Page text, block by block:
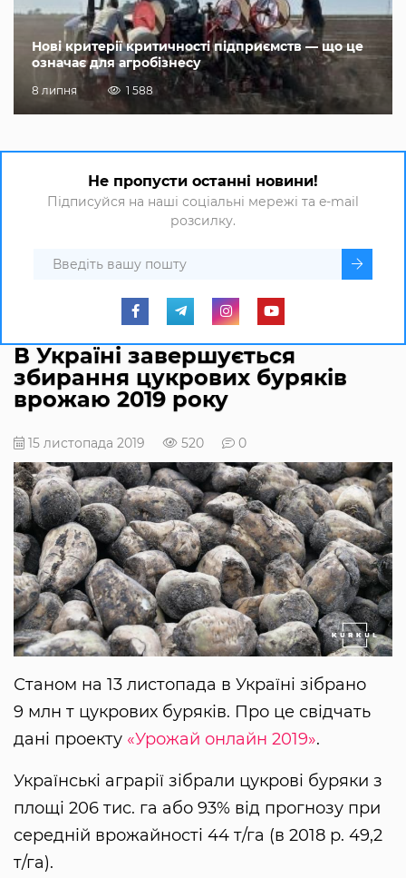
Нові критерії критичності підприємств — що це
означає для агробізнесу
8 липня 1 588
Не пропусти останні новини!
Підписуйся на наші соціальні мережі та e-mail
розсилку.
В Україні завершується
збирання цукрових буряків
врожаю 2019 року
15 листопада 2019 520 0
Станом на 13 листопада в Україні зібрано
9 млн т цукрових буряків. Про це свідчать
дані проекту «Урожай онлайн 2019».
Українські аграрії зібрали цукрові буряки з
площі 206 тис. га або 93% від прогнозу при
середній врожайності 44 т/га (в 2018 р. 49,2
т/га).